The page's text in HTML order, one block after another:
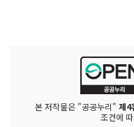
본 저작물은 "공공누리" 제4
조건에